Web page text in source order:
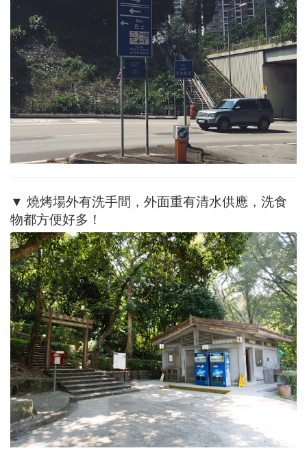
▼ 燒烤場外有洗手間，外面重有清水供應，洗食
物都方便好多！